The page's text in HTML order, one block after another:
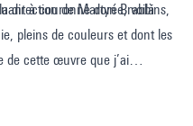
direction de Martyn Brabbins,
à couronne dorée, voilà
pleins de couleurs et dont les
de cette œuvre que j’ai
des oiseaux jusqu’à atteindre